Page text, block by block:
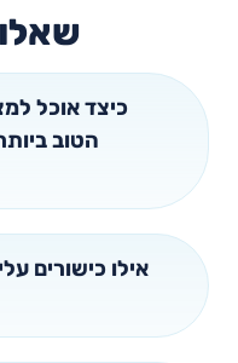
כיצד אוכל
הטוב
אילו כישורים